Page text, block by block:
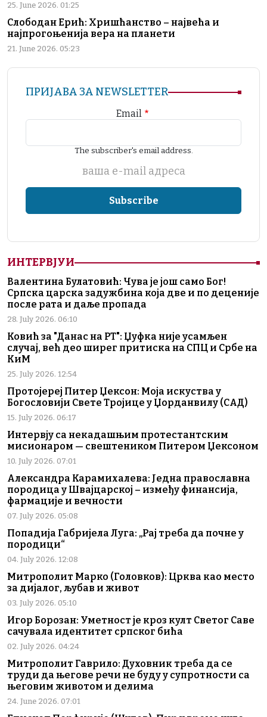
25. June 2026. 01:25
Слободан Ерић: Хришћанство – највећа и
најпрогоњенија вера на планети
21. June 2026. 05:23
ПРИЈАВА ЗА NEWSLETTER
Email
The subscriber's email address.
ваша е-mail адреса
ИНТЕРВЈУИ
Валентина Булатовић: Чува је још само Бог!
Српска царска задужбина која две и по деценије
после рата и даље пропада
28. July 2026. 06:10
Ковић за "Данас на РТ": Џуфка није усамљен
случај, већ део ширег притиска на СПЦ и Србе на
КиМ
25. July 2026. 12:54
Протојереј Питер Џексон: Моја искуства у
Богословији Свете Тројице у Џорданвилу (САД)
15. July 2026. 06:17
Интервју са некадашњим протестантским
мисионаром — свештеником Питером Џексоном
10. July 2026. 07:01
Александра Карамихалева: Једна православна
породица у Швајцарској – између финансија,
фармације и вечности
07. July 2026. 05:08
Попадија Габријела Луга: „Рај треба да почне у
породици“
04. July 2026. 12:08
Митрополит Марко (Головков): Црква као место
за дијалог, љубав и живот
03. July 2026. 05:10
Игор Борозан: Уметност је кроз култ Светог Саве
сачувала идентитет српског бића
02. July 2026. 04:24
Митрополит Гаврило: Духовник треба да се
труди да његове речи не буду у супротности са
његовим животом и делима
24. June 2026. 07:01